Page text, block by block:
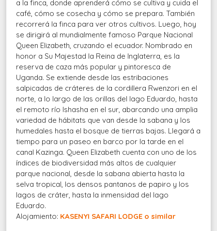
a la finca, donde aprenderá cómo se cultiva y cuida el
café, cómo se cosecha y cómo se prepara. También
recorrerá la finca para ver otros cultivos. Luego, hoy
se dirigirá al mundialmente famoso Parque Nacional
Queen Elizabeth, cruzando el ecuador. Nombrado en
honor a Su Majestad la Reina de Inglaterra, es la
reserva de caza más popular y pintoresca de
Uganda. Se extiende desde las estribaciones
salpicadas de cráteres de la cordillera Rwenzori en el
norte, a lo largo de las orillas del lago Eduardo, hasta
el remoto río Ishasha en el sur, abarcando una amplia
variedad de hábitats que van desde la sabana y los
humedales hasta el bosque de tierras bajas. Llegará a
tiempo para un paseo en barco por la tarde en el
canal Kazinga. Queen Elizabeth cuenta con uno de los
índices de biodiversidad más altos de cualquier
parque nacional, desde la sabana abierta hasta la
selva tropical, los densos pantanos de papiro y los
lagos de cráter, hasta la inmensidad del lago
Eduardo.
Alojamiento: KASENYI SAFARI LODGE o similar